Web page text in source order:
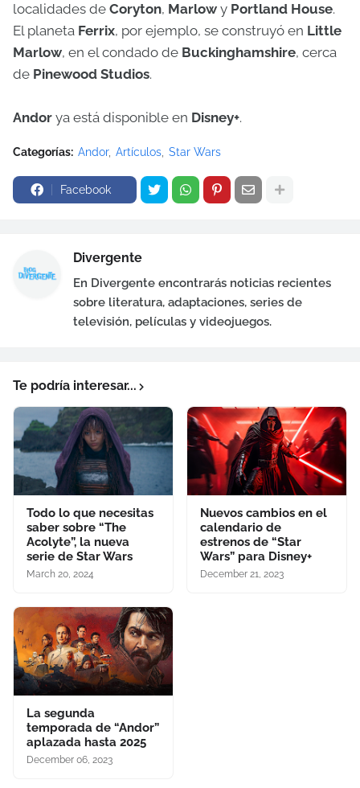
localidades de Coryton, Marlow y Portland House.
El planeta Ferrix, por ejemplo, se construyó en Little
Marlow, en el condado de Buckinghamshire, cerca
de Pinewood Studios.
Andor ya está disponible en Disney+.
Categorías: Andor Artículos Star Wars
Facebook
Divergente
En Divergente encontrarás noticias recientes
sobre literatura, adaptaciones, series de
televisión, películas y videojuegos.
Te podría interesar...
Todo lo que necesitas
saber sobre “The
Acolyte”, la nueva
serie de Star Wars
March 20, 2024
Nuevos cambios en el
calendario de
estrenos de “Star
Wars” para Disney+
December 21, 2023
La segunda
temporada de “Andor”
aplazada hasta 2025
December 06, 2023